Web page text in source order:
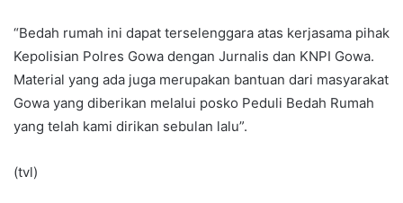
“Bedah rumah ini dapat terselenggara atas kerjasama pihak
Kepolisian Polres Gowa dengan Jurnalis dan KNPI Gowa.
Material yang ada juga merupakan bantuan dari masyarakat
Gowa yang diberikan melalui posko Peduli Bedah Rumah
yang telah kami dirikan sebulan lalu”.
(tvl)